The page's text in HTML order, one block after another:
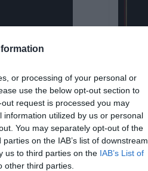
or processing of your personal or
use the below opt-out section to
request is processed you may
utilized by us or personal
You may separately opt-out of the
on the IAB’s list of downstream
us to third parties on the IAB’s List of
other third parties.